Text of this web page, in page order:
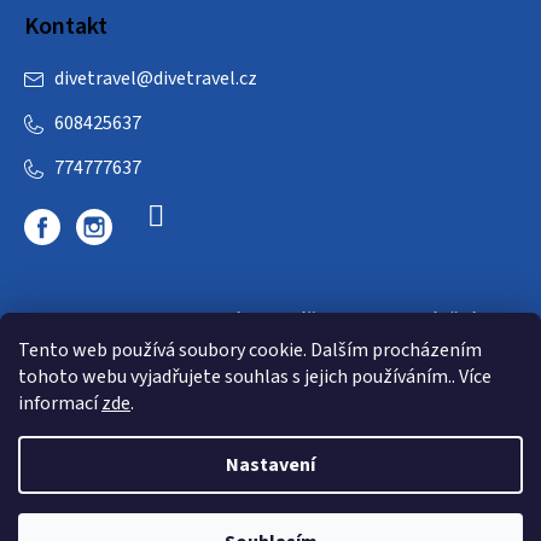
Tento web používá soubory cookie. Dalším procházením
tohoto webu vyjadřujete souhlas s jejich používáním.. Více
informacízde.
Nastavení
Kontakt
divetravel@divetravel.cz
608425637
774777637
DIVETRAVEL - cestovní kancelář - cesty za potápěním
Copyright 2026E-dive. Všechna práva vyhrazena.